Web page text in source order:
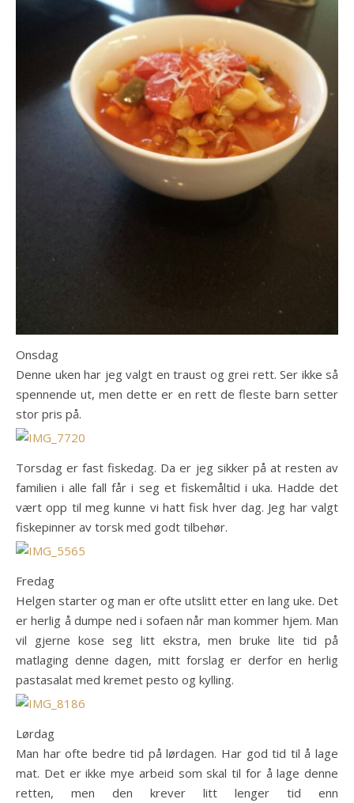
Onsdag
Denne uken har jeg valgt en traust og grei rett. Ser ikke så
spennende ut, men dette er en rett de fleste barn setter
stor pris på.
Torsdag er fast fiskedag. Da er jeg sikker på at resten av
familien i alle fall får i seg et fiskemåltid i uka. Hadde det
vært opp til meg kunne vi hatt fisk hver dag. Jeg har valgt
fiskepinner av torsk med godt tilbehør.
Fredag
Helgen starter og man er ofte utslitt etter en lang uke. Det
er herlig å dumpe ned i sofaen når man kommer hjem. Man
vil gjerne kose seg litt ekstra, men bruke lite tid på
matlaging denne dagen, mitt forslag er derfor en herlig
pastasalat med kremet pesto og kylling.
Lørdag
Man har ofte bedre tid på lørdagen. Har god tid til å lage
mat. Det er ikke mye arbeid som skal til for å lage denne
retten, men den krever litt lenger tid enn